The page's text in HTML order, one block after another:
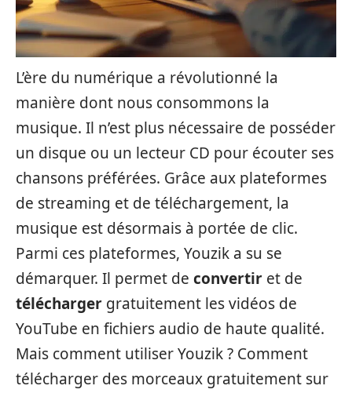
L’ère du numérique a révolutionné la
manière dont nous consommons la
musique. Il n’est plus nécessaire de posséder
un disque ou un lecteur CD pour écouter ses
chansons préférées. Grâce aux plateformes
de streaming et de téléchargement, la
musique est désormais à portée de clic.
Parmi ces plateformes, Youzik a su se
démarquer. Il permet de convertir et de
télécharger gratuitement les vidéos de
YouTube en fichiers audio de haute qualité.
Mais comment utiliser Youzik ? Comment
télécharger des morceaux gratuitement sur